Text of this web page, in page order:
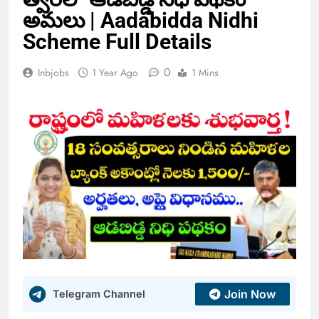
అమలు | Aadabidda Nidhi
Scheme Full Details
Inbjobs 1 Year Ago 0 1 Mins
Telegram Channel Join Now